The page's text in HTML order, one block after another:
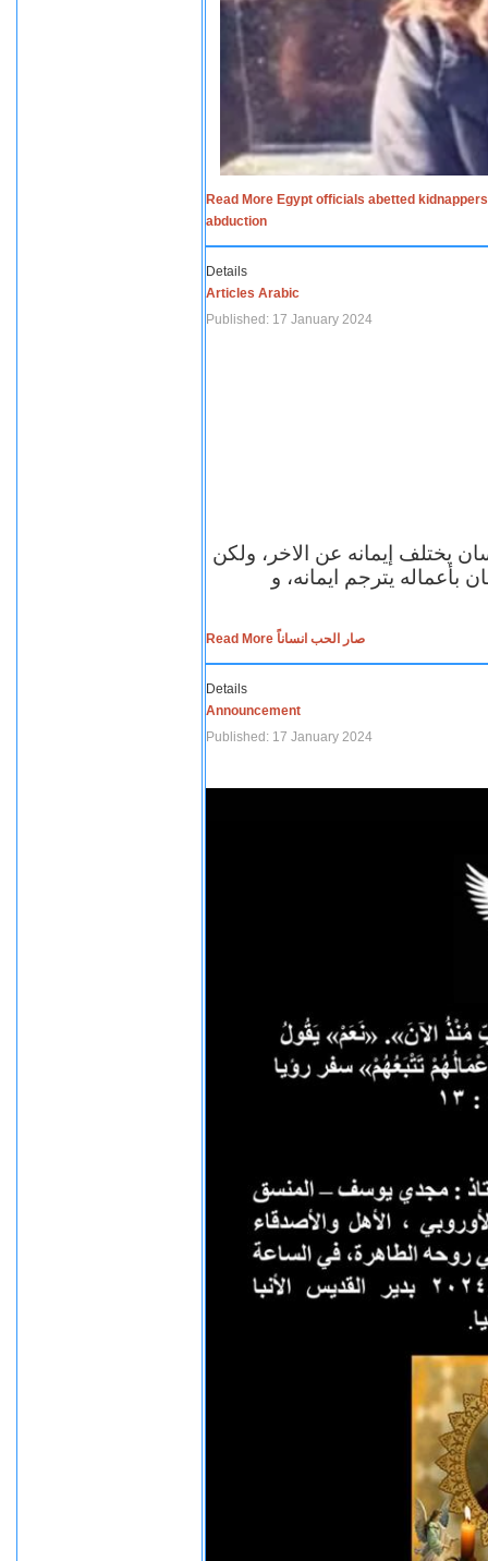
Read More Egypt officials abetted
abduction
Details
Articles Arabic
Published: 17 January 2024
يختلف إيمانه عن الاخر، ولكن
بأعماله يترجم ايمانه، و
Read More صار الحب انساناً
Details
Announcement
Published: 17 January 2024